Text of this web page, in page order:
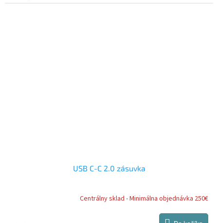
USB C-C 2.0 zásuvka
Centrálny sklad - Minimálna objednávka 250€